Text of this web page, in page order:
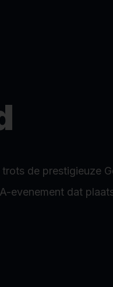
de prestigieuze
evenement dat